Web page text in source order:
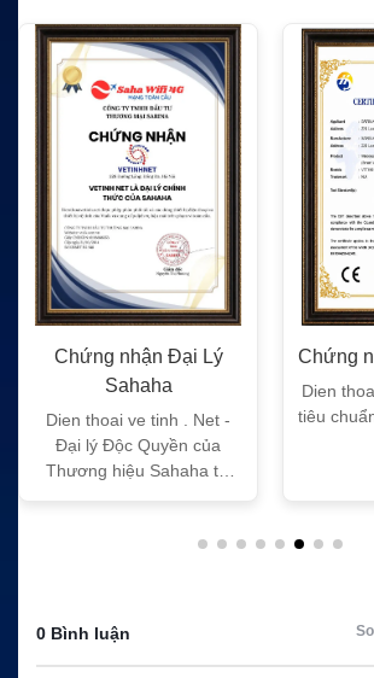
Chứng nhận Đại Lý
Sahaha
Dien thoai ve tinh . Net -
Đại lý Độc Quyền của
Thương hiệu Sahaha tại
Chứng
Dien
tiêu
0 Bình luận